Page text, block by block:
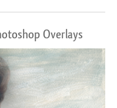
Overlays